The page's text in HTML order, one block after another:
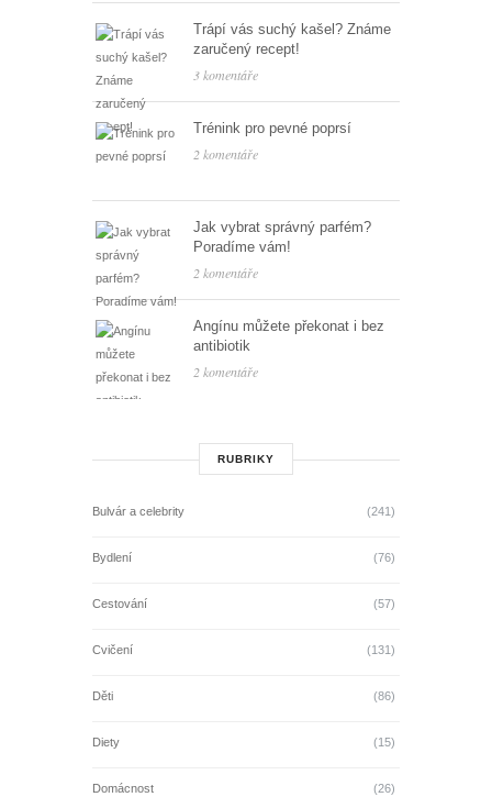
Trápí vás suchý kašel? Známe
zaručený recept!
3 komentáře
Trénink pro pevné poprsí
2 komentáře
Jak vybrat správný parfém?
Poradíme vám!
2 komentáře
Angínu můžete překonat i bez
antibiotik
2 komentáře
RUBRIKY
Bulvár a celebrity (241)
Bydlení (76)
Cestování (57)
Cvičení (131)
Děti (86)
Diety (15)
Domácnost (26)